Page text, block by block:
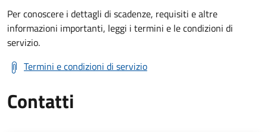
Per conoscere i dettagli di scadenze, requisiti e altre
informazioni importanti, leggi i termini e le condizioni di
servizio.
Termini e condizioni di servizio
Contatti